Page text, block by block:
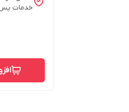
خدمات